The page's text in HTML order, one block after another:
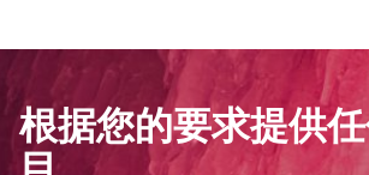
根据您的要求提供